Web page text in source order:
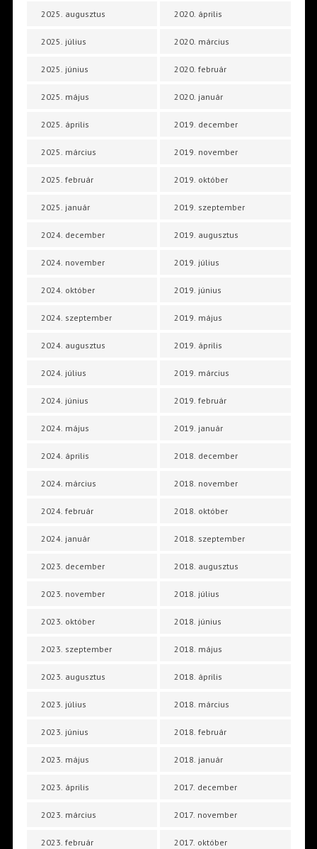
2025. augusztus
2025. július
2025. június
2025. május
2025. április
2025. március
2025. február
2025. január
2024. december
2024. november
2024. október
2024. szeptember
2024. augusztus
2024. július
2024. június
2024. május
2024. április
2024. március
2024. február
2024. január
2023. december
2023. november
2023. október
2023. szeptember
2023. augusztus
2023. július
2023. június
2023. május
2023. április
2023. március
2023. február
2020. április
2020. március
2020. február
2020. január
2019. december
2019. november
2019. október
2019. szeptember
2019. augusztus
2019. július
2019. június
2019. május
2019. április
2019. március
2019. február
2019. január
2018. december
2018. november
2018. október
2018. szeptember
2018. augusztus
2018. július
2018. június
2018. május
2018. április
2018. március
2018. február
2018. január
2017. december
2017. november
2017. október